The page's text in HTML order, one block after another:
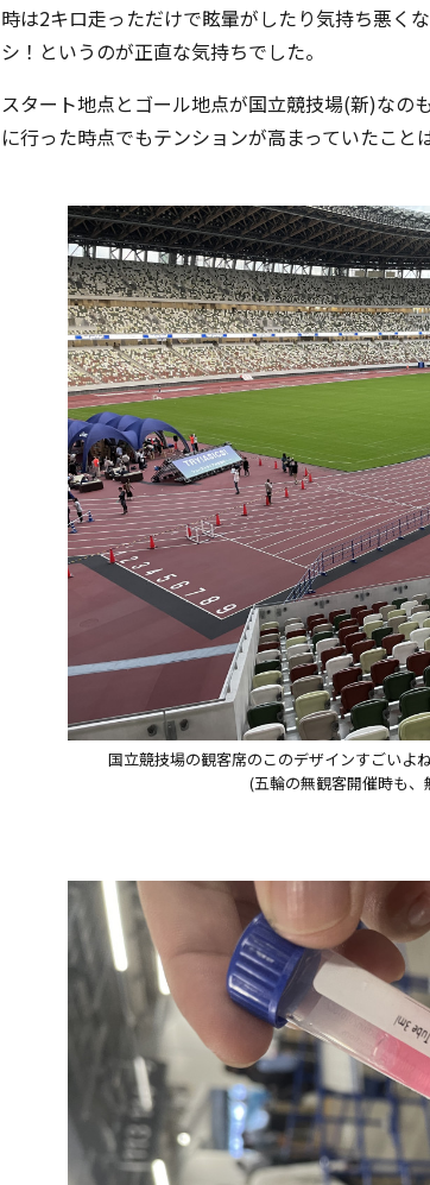
時は2キロ走っただけで眩暈がしたり気持ち悪
シ！というのが正直な気持ちでした。
スタート地点とゴール地点が国立競技場(新)な
に行った時点でもテンションが高まっていたこと
国立競技場の観客席のこのデザインすごいよ
(五輪の無観客開催時も